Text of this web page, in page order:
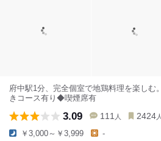
府中駅1分、完全個室で地鶏料理を楽しむ
きコース有り◆喫煙席有
3.09 111 人 2424 人
￥3,000～￥3,999 -